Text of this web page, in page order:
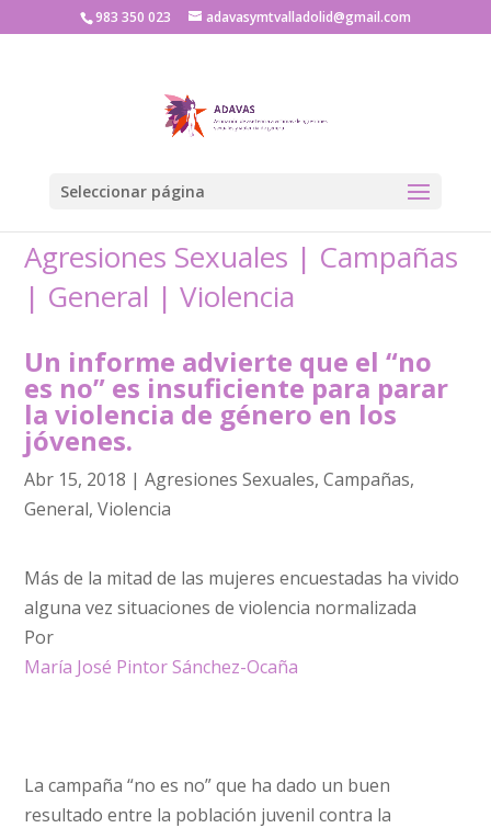
983 350 023 adavasymtvalladolid@gmail.com
Seleccionar página
Agresiones Sexuales | Campañas
| General |Violencia
Un informe advierte que el “no
es no” es insuficiente para parar
la violencia de género en los
jóvenes.
Abr 15, 2018 |Agresiones Sexuales,Campañas,
General,Violencia
Más de la mitad de las mujeres encuestadas ha vivido
alguna vez situaciones de violencia normalizada
Por
María José Pintor Sánchez-Ocaña
La campaña “no es no” que ha dado un buen
resultado entre la población juvenil contra la